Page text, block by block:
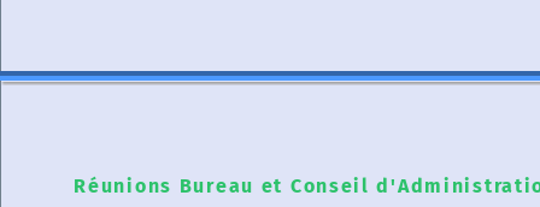
Réunions Bureau et Conseil